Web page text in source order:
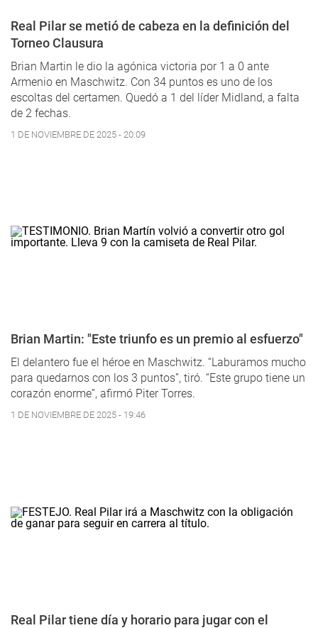
Real Pilar se metió de cabeza en la definición del
Torneo Clausura
Brian Martin le dio la agónica victoria por 1 a 0 ante
Armenio en Maschwitz. Con 34 puntos es uno de los
escoltas del certamen. Quedó a 1 del líder Midland, a falta
de 2 fechas.
1 DE NOVIEMBRE DE 2025 - 20:09
Brian Martin: "Este triunfo es un premio al esfuerzo"
El delantero fue el héroe en Maschwitz. “Laburamos mucho
para quedarnos con los 3 puntos”, tiró. “Este grupo tiene un
corazón enorme”, afirmó Piter Torres.
1 DE NOVIEMBRE DE 2025 - 19:46
Real Pilar tiene día y horario para jugar con el